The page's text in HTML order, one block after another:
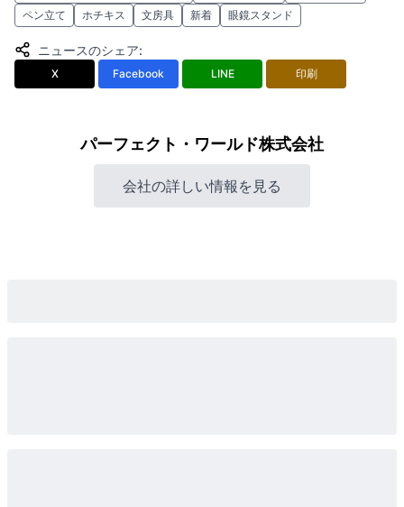
ペン立て
ホチキス 文房具 新着 眼鏡スタンド
ニュースのシェア:
X Facebook LINE 印刷
パーフェクト・ワールド株式会社
会社の詳しい情報を見る